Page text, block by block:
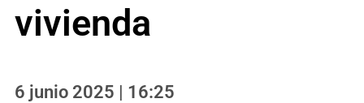
vivienda
6 junio 2025 | 16:25